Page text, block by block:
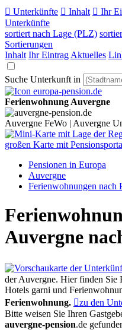
 Unterkünfte  Inhalt  Ihr
Unterkünfte
sortiert nach Lage (PLZ)
Sortierungen
Inhalt Ihr Eintrag Aktuelles
Suche Unterkunft in
Ferienwohnung Auvergne
Auvergne FeWo | Auvergne
Pensionen in Europa
Auvergne
Ferienwohnungen nach
Auvergne
der Auvergne. Hier finden Sie
Hotels garni und
Ferienwohnung. zu den
Bitte weisen Sie Ihren
auvergne-pension.de